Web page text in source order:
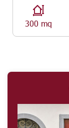
300 mq